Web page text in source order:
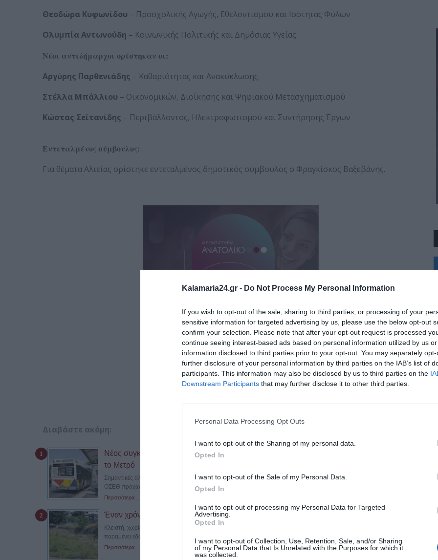
Kalamaria24.gr - Do Not Process My Personal Information
If you wish to opt-out of the sale, sharing to third parties, or processing of your
sensitive information for targeted advertising by us, please use the below opt-out
confirm your selection. Please note that after your opt-out request is processed
continue seeing interest-based ads based on personal information utilized by us
information disclosed to third parties prior to your opt-out. You may separately
further disclosure of your personal information by third parties on the IAB’s list of
participants. This information may also be disclosed by us to third parties on the
Downstream Participants that may further disclose it to other third parties.
Personal Data Processing Opt Outs
I want to opt-out of the Sharing of my personal data.
Opted In
I want to opt-out of the Sale of my Personal Data.
Opted In
I want to opt-out of processing my Personal Data for Targeted
Advertising.
Opted In
I want to opt-out of Collection, Use, Retention, Sale, and/or Sharing
of my Personal Data that Is Unrelated with the Purposes for which it
was collected.
Θεοδώρα Κυφωνίδου – Προσχολικής Αγωγής, Εθελοντισμού και Ισότητας Φύλων
Ολυμπία Αντωνούδη – Κοινωνικής Πολιτικής και Δημόσιας Υγείας
Νέοι αντιδήμαρχοι ορίστηκαν οι:
Αργύρης Παρθενιάδης – Καθαριότητας και Ανακύκλωσης
Στέλλα Μπάλλιου – Οικονομικών, Διοίκησης και Ψηφιακού Μετασχηματισμού
Κώστας Σεϊτανίδης – Περιβάλλοντος, Ηλεκτροφωτισμού και Συντήρησης Έργων
Εντεταλμένος σύμβουλος:
Για θέματα Αλιείας ορίστηκε εντεταλμένος δημοτικός σύμβουλος ο Φραγκίσκος Βαξεβάνης.
Διαβάστε ακόμη:
Νέος συγκοινωνιακός χάρτης στην Καλαμαριά: Πώς αλλάζουν οι λεωφορειακές γραμμές με
το Μετρό
Σημαντικές αλλαγές στις καθημερινές μετακινήσεις φέρνει στην Καλαμαριά η λειτουργία της επέκτασης του Μετρό. Ο
ΟΣΕΘ προχωρά στη δεύτερη...
Περισσότερα...
Έναν χρόνο αποκλεισμένη η γέφυρα της Κνωσού – Το «μπαλάκι» των αρμοδιοτήτων
Κλειστή, χωρίς να έχει πραγματοποιηθεί μέχρι σήμερα στατικός έλεγχος ή κάποια παρέμβαση αποκατάστασης,
παραμένει εδώ και σχεδόν έναν χρόνο...
Περισσότερα...
+
°